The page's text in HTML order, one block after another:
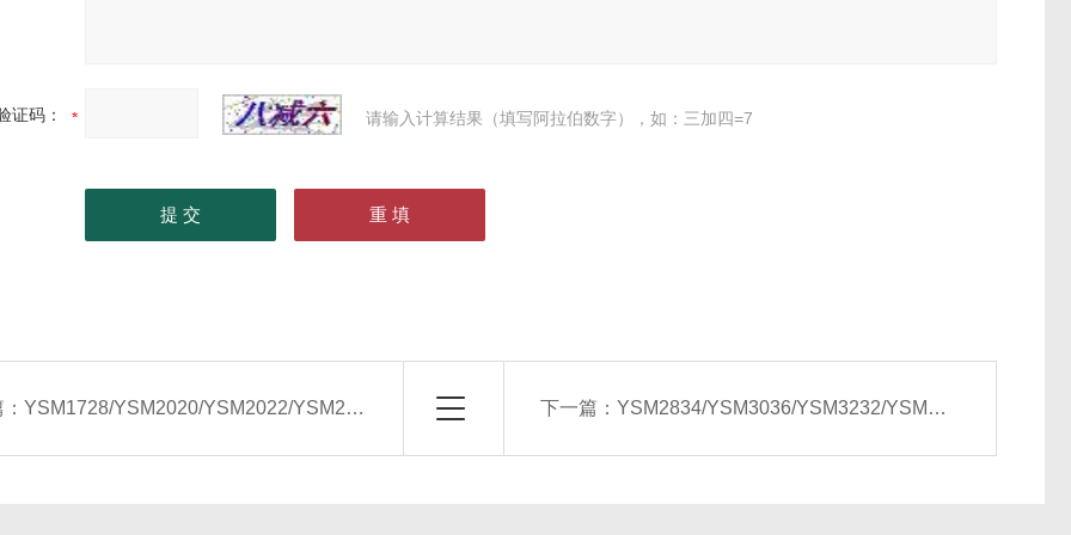
证码： 请输入计算结果（填写阿拉伯数字），如：三加四=7
：YSM1728/YSM2020/YSM2022/YSM2028组合式空气处理机组 下一篇： YSM2834/YSM3036/YSM3232/YSM3236组合式空气处理机组